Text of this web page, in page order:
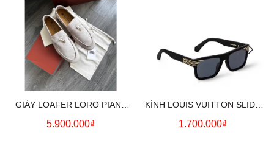
GIÀY LOAFER LORO PIANA
SUMMER CHARMS (CREAM)
5.900.000₫
KÍNH LOUIS VUITTON SLIDE
SQUARE SUNGLASSES
1.700.000₫